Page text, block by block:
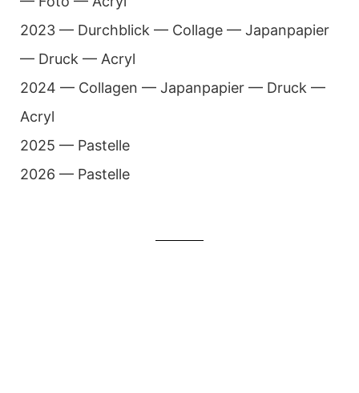
2023 — Durch­blick — Col­lage — Japan­pa­pier
— Druck — Acryl
2024 — Col­la­gen — Japan­pa­pier — Druck —
Acryl
2025 — Pas­telle
2026 — Pastelle